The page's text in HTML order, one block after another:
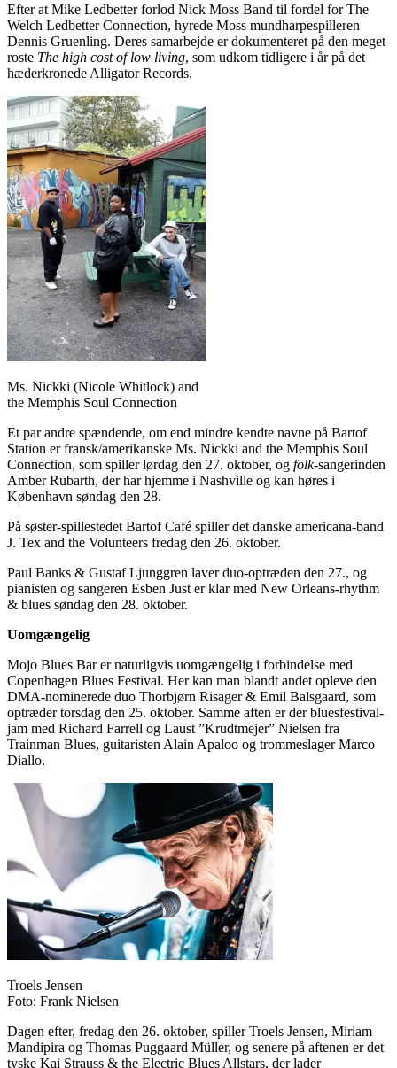
Efter at Mike Ledbetter forlod Nick Moss Band til fordel for The
Welch Ledbetter Connection, hyrede Moss mundharpespilleren
Dennis Gruenling. Deres samarbejde er dokumenteret på den meget
roste The high cost of low living, som udkom tidligere i år på det
hæderkronede Alligator Records.
Ms. Nickki (Nicole Whitlock) and
the Memphis Soul Connection
Et par andre spændende, om end mindre kendte navne på Bartof
Station er fransk/amerikanske Ms. Nickki and the Memphis Soul
Connection, som spiller lørdag den 27. oktober, og folk-sangerinden
Amber Rubarth, der har hjemme i Nashville og kan høres i
København søndag den 28.
På søster-spillestedet Bartof Café spiller det danske americana-band
J. Tex and the Volunteers fredag den 26. oktober.
Paul Banks & Gustaf Ljunggren laver duo-optræden den 27., og
pianisten og sangeren Esben Just er klar med New Orleans-rhythm
& blues søndag den 28. oktober.
Uomgængelig
Mojo Blues Bar er naturligvis uomgængelig i forbindelse med
Copenhagen Blues Festival. Her kan man blandt andet opleve den
DMA-nominerede duo Thorbjørn Risager & Emil Balsgaard, som
optræder torsdag den 25. oktober. Samme aften er der bluesfestival-
jam med Richard Farrell og Laust ”Krudtmejer” Nielsen fra
Trainman Blues, guitaristen Alain Apaloo og trommeslager Marco
Diallo.
Troels Jensen
Foto: Frank Nielsen
Dagen efter, fredag den 26. oktober, spiller Troels Jensen, Miriam
Mandipira og Thomas Puggaard Müller, og senere på aftenen er det
tyske Kai Strauss & the Electric Blues Allstars, der lader